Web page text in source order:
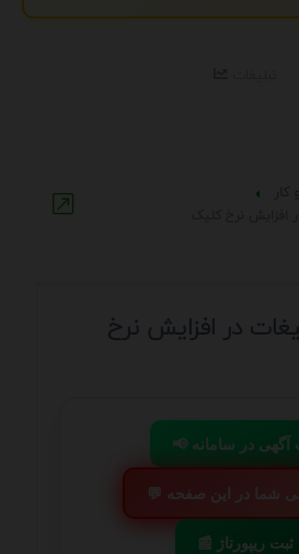
در افزایش نرخ
آگهی در سامانه
آگهی شما در این صفحه
📰 ثبت ریپورتاژ